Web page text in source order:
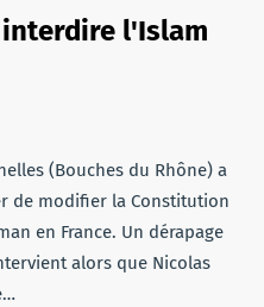
interdire l'Islam
(Bouches du Rhône) a
de modifier la Constitution
en France. Un dérapage
alors que Nicolas